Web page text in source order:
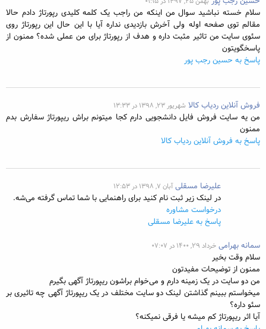
سلام خسته نباشید سوال من اینکه من راجب یک کلمه کلیدی رپورتاژ دادم حالا
مقالم توی صفحه اوله ولی آخرش بازدیدی نداره آیا با این حال این رپورتاژ روی
سئوی سایت من تاثیر مثبت داره و هدف از رپورتاژ برای من عملی شده؟ ممنون از
پاسخگویتون
پاسخ به حسین رجب پور
فروش آنلاین ردیاب کالا شهریور ۲۳, ۱۳۹۸ در ۱۳:۳۳
من یه سایت فروش فایل دانشجویی دارم کجا میتونم براش ریپورتاژ سفارش بدم
ممنون
پاسخ به فروش آنلاین ردیاب کالا
علیرضا مسقلی آبان ۷, ۱۳۹۸ در ۱۲:۵۳
در لینک زیر ثبت نام کنید برای راهنمایی با شما تماس گرفته می‌شه.
درخواست مشاوره
پاسخ به علیرضا مسقلی
سمانه بهرامی خرداد ۲۹, ۱۴۰۰ در ۰۷:۰۷
سلام وقت بخیر
ممنون از توضیحات مفیدتون
من دو سایت در یک زمینه دارم و می‌خوام براشون ریپورتاژ آگهی بگیرم
میخواستم ببینم گذاشتن لینک دو سایت مختلف در یک ریپورتاژ آگهی چه تاثیری بر
سئو داره؟
آیا اثر ریپورتاژ کم میشه یا فرقی نمیکنه؟